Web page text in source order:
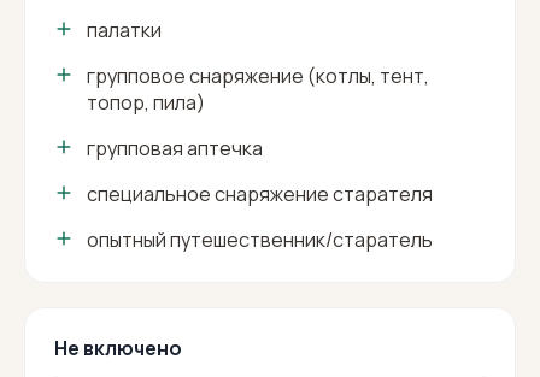
палатки
групповое снаряжение (котлы, тент,
топор, пила)
групповая аптечка
специальное снаряжение старателя
опытный путешественник/старатель
Не включено